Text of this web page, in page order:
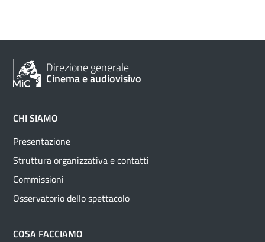
Direzione generale
Cinema e audiovisivo
CHI SIAMO
Presentazione
Struttura organizzativa e contatti
Commissioni
Osservatorio dello spettacolo
COSA FACCIAMO